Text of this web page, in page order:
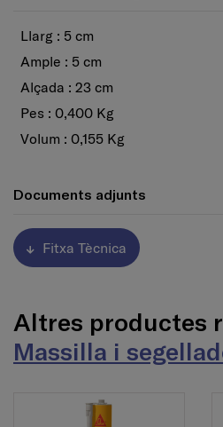
Llarg : 5 cm
Ample : 5 cm
Alçada : 23 cm
Pes : 0,400 Kg
Volum : 0,155 Kg
Documents adjunts
Fitxa Tècnica
Altres productes
Massilla i